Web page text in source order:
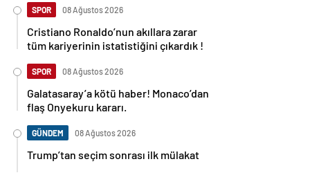
SPOR 08 Ağustos 2026
Cristiano Ronaldo’nun akıllara zarar
tüm kariyerinin istatistiğini çıkardık !
SPOR 08 Ağustos 2026
Galatasaray’a kötü haber! Monaco’dan
flaş Onyekuru kararı.
GÜNDEM 08 Ağustos 2026
Trump’tan seçim sonrası ilk mülakat